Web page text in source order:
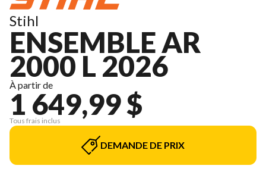
Stihl
ENSEMBLE AR
2000 L 2026
À partir de
1 649,99 $
Tous frais inclus
DEMANDE DE PRIX